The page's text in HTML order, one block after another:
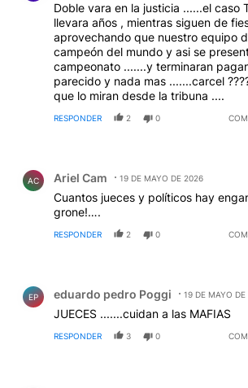
Doble vara en la justicia ......el caso
llevara años , mientras siguen de
aprovechando que nuestro equipo
campeón del mundo y asi se
campeonato .......y terminaran
parecido y nada mas .......carcel
que lo miran desde la tribuna ....
RESPONDER 2 0
AC Ariel Cam 19 DE MAYO DE 2026
Cuantos jueces y políticos hay
grone!….
RESPONDER 2 0
EP eduardo pedro Poggi 19 DE MAYO
JUECES .......cuidan a las MAFIAS
RESPONDER 3 0